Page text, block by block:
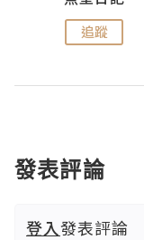
追蹤
發表評論
登入發表評論